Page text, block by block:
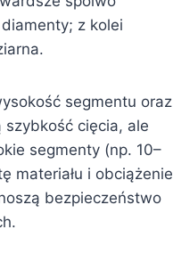
z kolei
segmentu oraz
cięcia, ale
segmenty (np. 10–
materiału i obciążenie
bezpieczeństwo